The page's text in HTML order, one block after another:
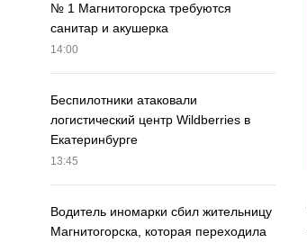
№ 1 Магнитогорска требуются
санитар и акушерка
14:00
Беспилотники атаковали
логистический центр Wildberries в
Екатеринбурге
13:45
Водитель иномарки сбил жительницу
Магнитогорска, которая переходила